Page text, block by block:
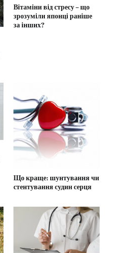
Вітаміни від стресу – що
зрозуміли японці раніше
за інших?
Що краще: шунтування чи
стентування судин серця